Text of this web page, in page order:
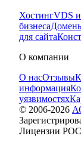
ХостингVDS
бизнеса
для сайта
О компании
О насОтзывы
информация
уязвимостях
© 2006-2026
Лицензии